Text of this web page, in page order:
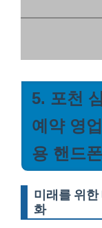
5. 포천
예약 영
용 핸드
미래를 위
화